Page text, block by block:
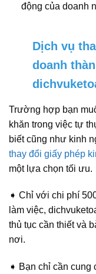
động của doanh
Dịch vụ
doanh
Trường hợp bạn
khăn trong việc tự
biết cũng như kinh
thay đổi giấy phép
một lựa chọn tối ưu.
➧ Chỉ với chi phí
làm việc,
thủ tục cần thiết và
nơi.
➧ Bạn chỉ cần cung